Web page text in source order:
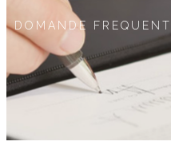
DOMANDE FREQUENTI